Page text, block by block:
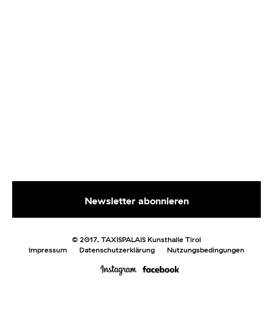
© 2017. TAXISPALAIS Kunsthalle Tirol
Impressum
Datenschutzerklärung Nutzungsbedingungen